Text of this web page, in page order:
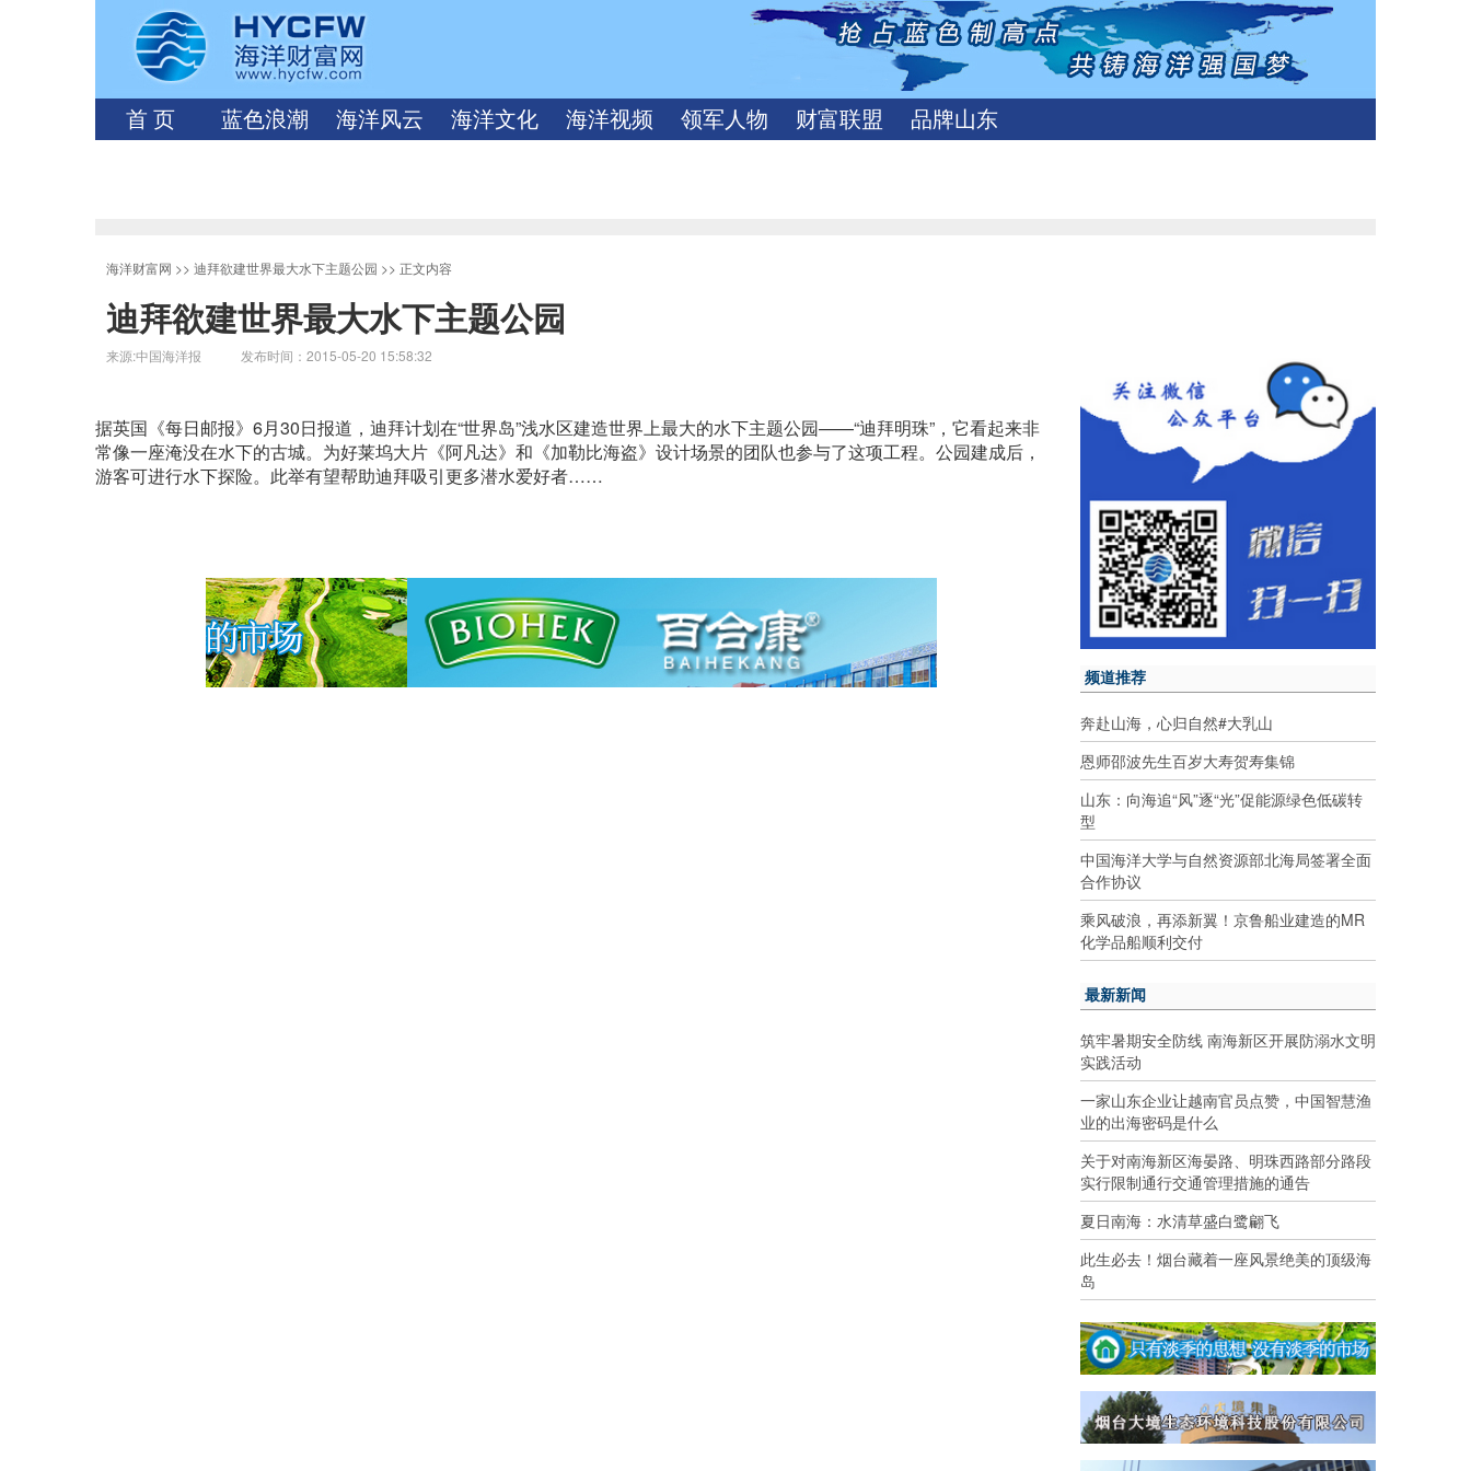
首 页 蓝色浪潮 海洋风云 海洋文化 海洋视频 领军人物 财富联盟 品牌山东
海洋财富网 >> 迪拜欲建世界最大水下主题公园 >> 正文内容
迪拜欲建世界最大水下主题公园
来源:中国海洋报 发布时间：2015-05-20 15:58:32
据英国《每日邮报》6月30日报道，迪拜计划在“世界岛”浅水区建造世界上最大的水下主题公园——“迪拜明珠”，它看起来非
常像一座淹没在水下的古城。为好莱坞大片《阿凡达》和《加勒比海盗》设计场景的团队也参与了这项工程。公园建成后，
游客可进行水下探险。此举有望帮助迪拜吸引更多潜水爱好者……
频道推荐
奔赴山海，心归自然#大乳山
恩师邵波先生百岁大寿贺寿集锦
山东：向海追“风”逐“光”促能源绿色低碳转
型
中国海洋大学与自然资源部北海局签署全面
合作协议
乘风破浪，再添新翼！京鲁船业建造的MR
化学品船顺利交付
最新新闻
筑牢暑期安全防线 南海新区开展防溺水文明
实践活动
一家山东企业让越南官员点赞，中国智慧渔
业的出海密码是什么
关于对南海新区海晏路、明珠西路部分路段
实行限制通行交通管理措施的通告
夏日南海：水清草盛白鹭翩飞
此生必去！烟台藏着一座风景绝美的顶级海
岛